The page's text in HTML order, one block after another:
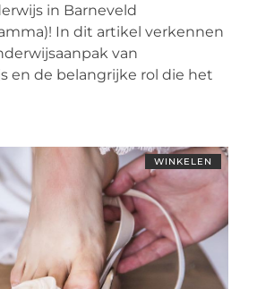
in Barneveld
In dit artikel verkennen
van
en de belangrijke rol die het
WINKELEN